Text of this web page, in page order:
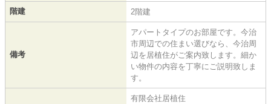
階建 2階建
備考
アパートタイプのお部屋です。今治
市周辺での住まい選びなら、今治周
辺を居植住がご案内致します。細か
い物件の内容を丁寧にご説明致しま
す。
有限会社居植住